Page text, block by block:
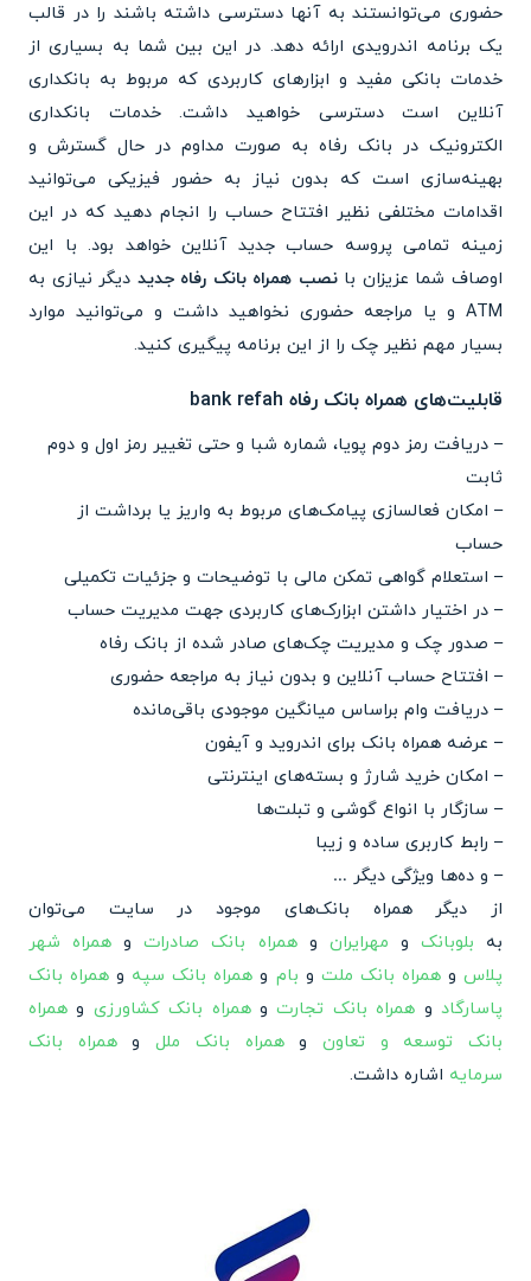
حضوری می‌توانستند به آنها دسترسی داشته باشند را در قالب
یک برنامه اندرویدی ارائه دهد. در این بین شما به بسیاری از
خدمات بانکی مفید و ابزارهای کاربردی که مربوط به بانکداری
آنلاین است دسترسی خواهید داشت. خدمات بانکداری
الکترونیک در بانک رفاه به صورت مداوم در حال گسترش و
بهینه‌سازی است که بدون نیاز به حضور فیزیکی می‌توانید
اقدامات مختلفی نظیر افتتاح حساب را انجام دهید که در این
زمینه تمامی پروسه حساب جدید آنلاین خواهد بود. با این
اوصاف شما عزیزان بانصب همراه بانک رفاه جدید دیگر نیازی به
ATM و یا مراجعه حضوری نخواهید داشت و می‌توانید موارد
بسیار مهم نظیر چک را از این برنامه پیگیری کنید.
قابلیت‌های همراه بانک رفاه bank refah
– دریافت رمز دوم پویا، شماره شبا و حتی تغییر رمز اول و دوم
ثابت
– امکان فعالسازی پیامک‌های مربوط به واریز یا برداشت از
حساب
– استعلام گواهی تمکن مالی با توضیحات و جزئیات تکمیلی
– در اختیار داشتن ابزارک‌های کاربردی جهت مدیریت حساب
– صدور چک و مدیریت چک‌های صادر شده از بانک رفاه
– افتتاح حساب آنلاین و بدون نیاز به مراجعه حضوری
– دریافت وام براساس میانگین موجودی باقی‌مانده
– عرضه همراه بانک برای اندروید و آیفون
– امکان خرید شارژ و بسته‌های اینترنتی
– سازگار با انواع گوشی و تبلت‌ها
– رابط کاربری ساده و زیبا
– و ده‌ها ویژگی دیگر …
از دیگر همراه بانک‌های موجود در سایت می‌توان
به بلوبانک و مهرایران وهمراه بانک صادراتو همراه شهر
پلاسوهمراه بانک ملت و بام و همراه بانک سپه و همراه بانک
پاسارگادو همراه بانک تجارتوهمراه بانک کشاورزی و همراه
بانک توسعه و تعاون وهمراه بانک مللوهمراه بانک
سرمایه اشاره داشت.